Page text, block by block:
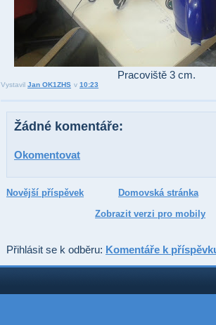
Pracoviště 3 cm.
Vystavil Jan OK1ZHS v 10:23
Žádné komentáře:
Okomentovat
Novější příspěvek
Domovská stránka
Zobrazit verzi pro mobily
Přihlásit se k odběru: Komentáře k